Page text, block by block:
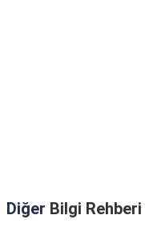
Diğer Bilgi Rehberi